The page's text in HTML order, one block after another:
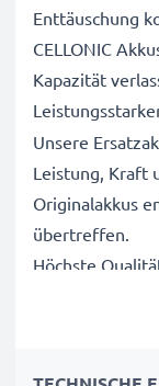
Enttäuschung
CELLONIC
Kapazität
Unsere
Leistung, Kraft
Originalakkus
übertreffen.
Höchste